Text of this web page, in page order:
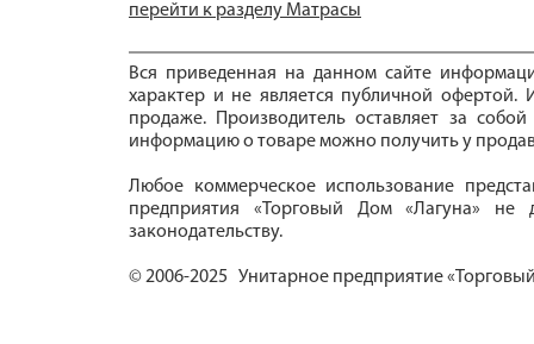
перейти к разделу Матрасы
Вся приведенная на данном сайте
характер и не является публичной офертой.
продаже. Производитель оставляет за
информацию о товаре можно получить у
Любое коммерческое использование
предприятия «Торговый Дом «Лагуна» не
законодательству.
© 2006-2025 Унитарное предприятие